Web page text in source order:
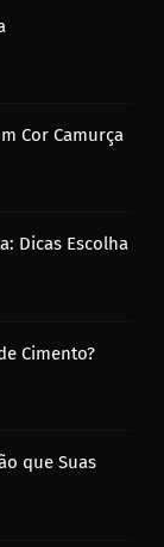
Cor Camurça
Dicas Escolha
Cimento?
que Suas